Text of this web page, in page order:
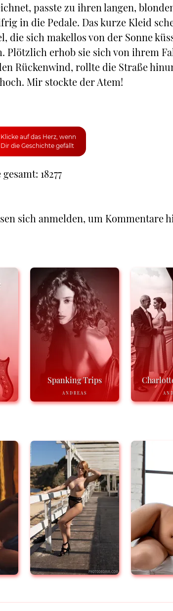
passte zu ihren langen,
in die Pedale. Das kurze Kleid
die sich makellos von der Sonne
Plötzlich erhob sie sich von ihrem
Rückenwind, rollte die Straße
Mir stockte der Atem!
Klicke auf das Herz, wenn
Dir die Geschichte gefällt
18277
sich anmelden, um Kommentare
Spanking Trips
ANDREAS